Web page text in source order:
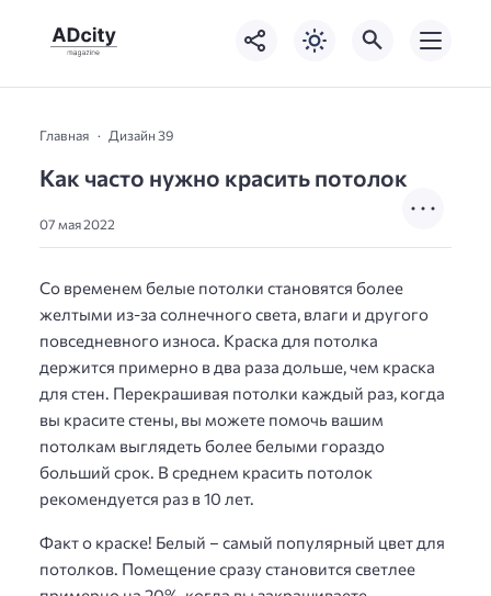
Главная Дизайн 39
Как часто нужно красить потолок
07 мая 2022
Со временем белые потолки становятся более
желтыми из-за солнечного света, влаги и другого
повседневного износа. Краска для потолка
держится примерно в два раза дольше, чем краска
для стен. Перекрашивая потолки каждый раз, когда
вы красите стены, вы можете помочь вашим
потолкам выглядеть более белыми гораздо
больший срок. В среднем красить потолок
рекомендуется раз в 10 лет.
Факт о краске! Белый – самый популярный цвет для
потолков. Помещение сразу становится светлее